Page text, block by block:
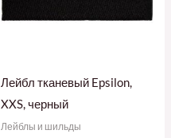
Лейбл тканевый Epsilon,
XXS, черный
Лейблы и шильды